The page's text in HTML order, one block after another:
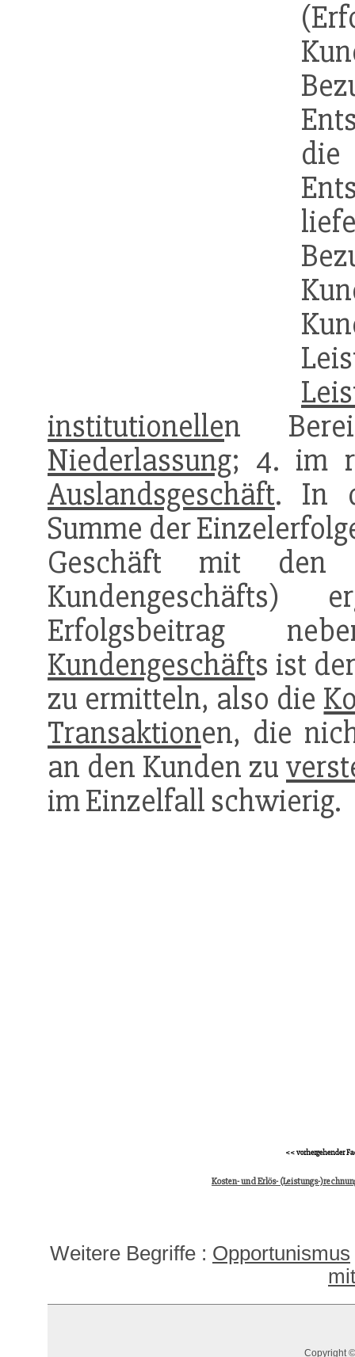
institutionellen
Niederlassung; 4. im
Auslandsgeschäft. In
Summe der
Geschäft mit
Kundengeschäfts)
Erfolgsbeitrag
Kundengeschäfts ist
zu ermitteln, also die
Transaktionen, die
an den Kunden zu
im Einzelfall schwierig.
<< vorhergehender
Kosten- und Erlös- (Leistungs-
Weitere Begriffe : Opportunismus
Copyright